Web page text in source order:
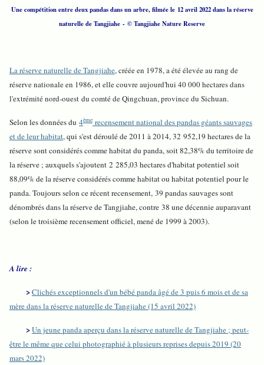
Une compétition entre deux pandas dans un arbre, filmée le 12 avril 2022 dans la réserve
naturelle de Tangjiahe - © Tangjiahe Nature Reserve
La réserve naturelle de Tangjiahe, créée en 1978, a été élevée au rang de
réserve nationale en 1986, et elle couvre aujourd'hui 40 000 hectares dans
l'extrémité nord-ouest du comté de Qingchuan, province du Sichuan.
Selon les données du 4ème recensement national des pandas géants sauvages
et de leur habitat, qui s'est déroulé de 2011 à 2014, 32 952,19 hectares de la
réserve sont considérés comme habitat du panda, soit 82,38% du territoire de
la réserve ; auxquels s'ajoutent 2 285,03 hectares d'habitat potentiel soit
88,09% de la réserve considérés comme habitat ou habitat potentiel pour le
panda. Toujours selon ce récent recensement, 39 pandas sauvages sont
dénombrés dans la réserve de Tangjiahe, contre 38 une décennie auparavant
(selon le troisième recensement officiel, mené de 1999 à 2003).
A lire :
>Clichés exceptionnels d'un bébé panda âgé de 3 puis 6 mois et de sa
mère dans la réserve naturelle de Tangjiahe (15 avril 2022)
>Un jeune panda aperçu dans la réserve naturelle de Tangjiahe ; peut-
être le même que celui photographié à plusieurs reprises depuis 2019 (20
mars 2022)